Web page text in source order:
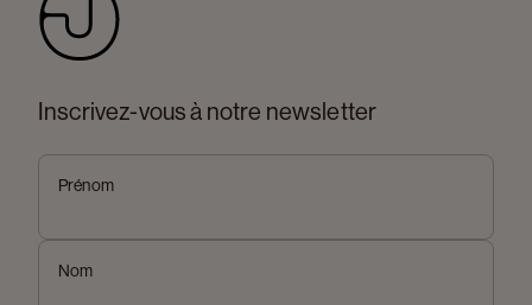
Inscrivez-vous à notre newsletter
Prénom
Nom